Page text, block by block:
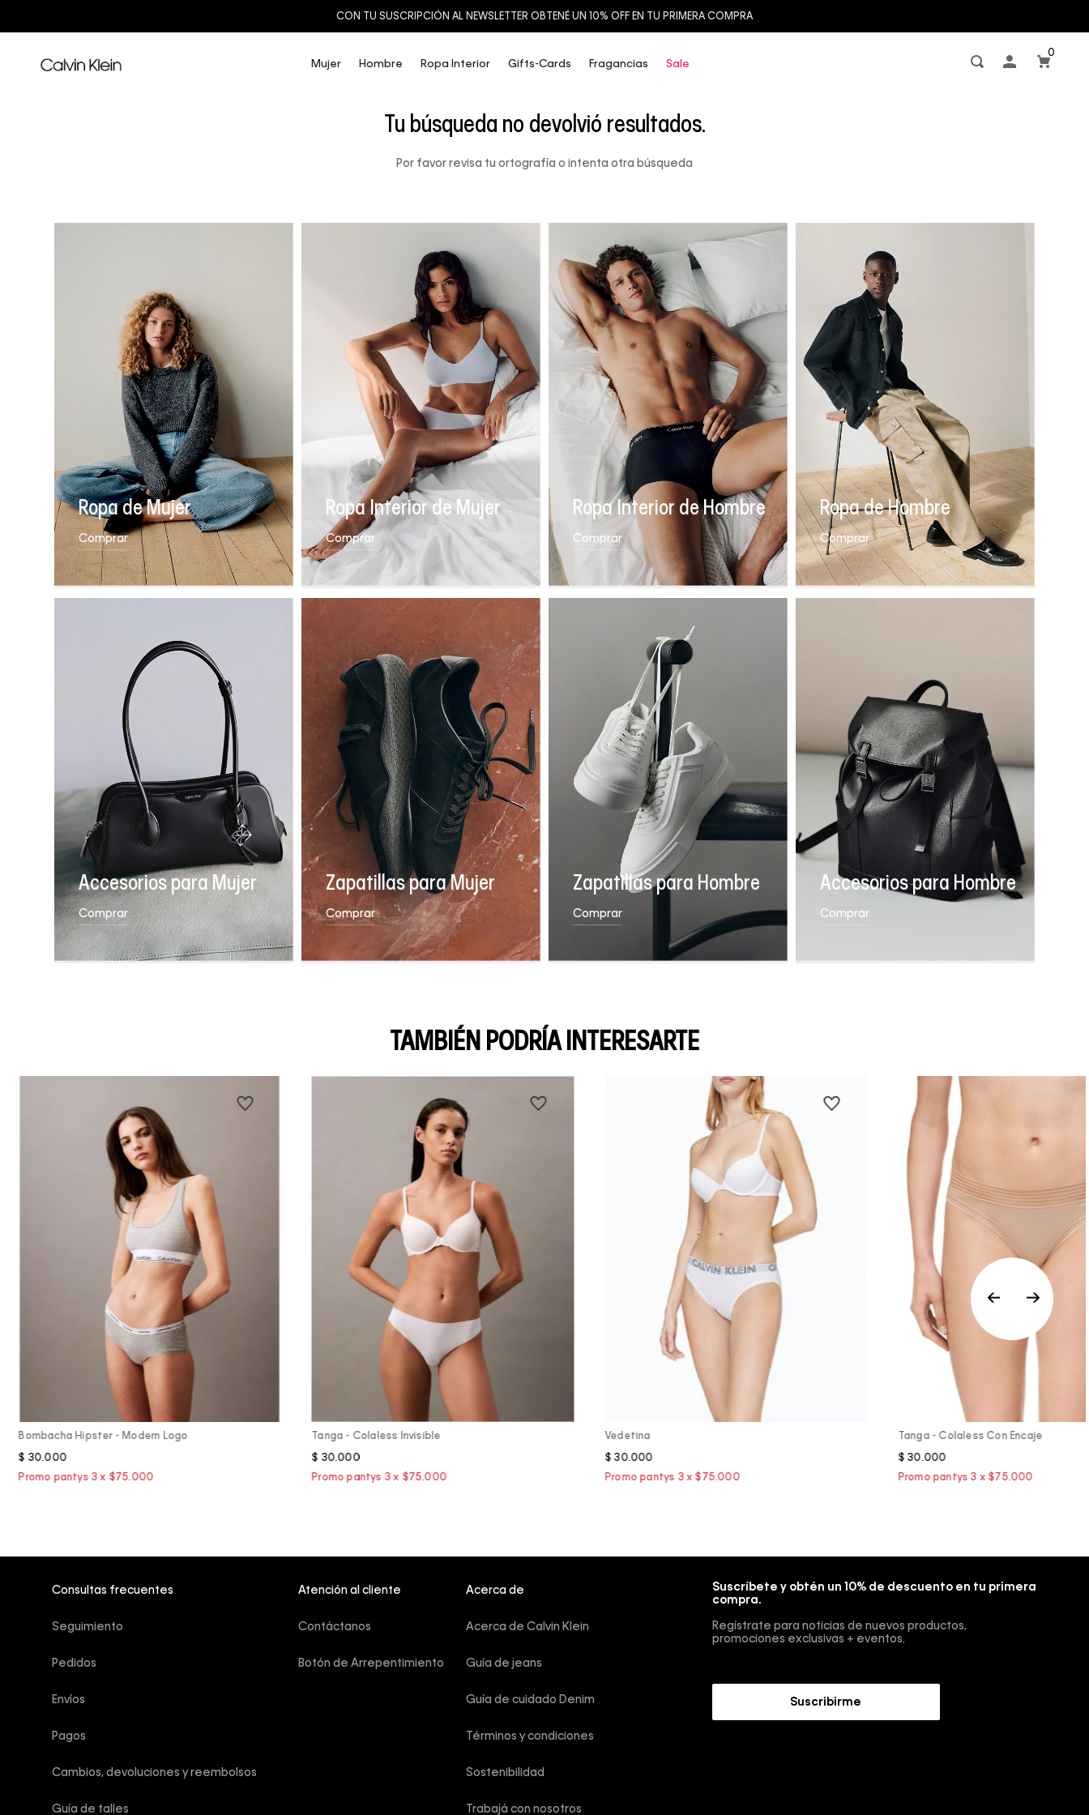
CON TU SUSCRIPCIÓN AL NEWSLETTER OBTENÉ UN 10% OFF EN TU PRIMERA COMPRA
Mujer Hombre Ropa Interior Gifts-Cards Fragancias Sale
0
Tu búsqueda no devolvió resultados.
Por favor revisa tu ortografía o intenta otra búsqueda
Ropa de Mujer
Comprar
Ropa Interior de Mujer
Comprar
Ropa Interior de Hombre
Comprar
Ropa de Hombre
Comprar
Accesorios para Mujer
Comprar
Zapatillas para Mujer
Comprar
Zapatillas para Hombre
Comprar
Accesorios para Hombre
Comprar
TAMBIÉN PODRÍA INTERESARTE
Vista Rápida
Bombacha Hipster - Modern Logo
$ 30.000
Vista Rápida
Tanga - Colaless Invisible
$ 30.000
Vista Rápida
Vedetina
$ 30.000
Tanga - Colaless Con Encaje
$ 30.000
Consultas frecuentes
Seguimiento
Pedidos
Envíos
Pagos
Cambios, devoluciones y reembolsos
Guía de talles
Atención al cliente
Contáctanos
Botón de Arrepentimiento
Acerca de
Acerca de Calvin Klein
Guía de jeans
Guía de cuidado Denim
Términos y condiciones
Sostenibilidad
Trabajá con nosotros
Suscríbete y obtén un 10% de descuento en tu primera
compra.
Regístrate para noticias de nuevos productos,
promociones exclusivas + eventos.
Suscribirme